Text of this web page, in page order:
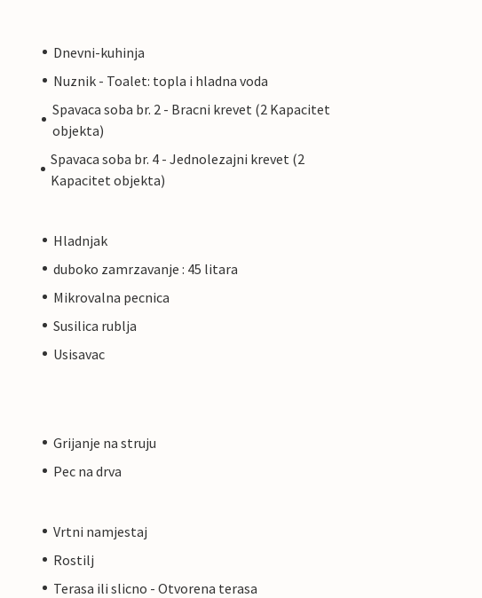
Dnevni-kuhinja
Nuznik - Toalet: topla i hladna voda
Spavaca soba br. 2 - Bracni krevet (2 Kapacitet
objekta)
Spavaca soba br. 4 - Jednolezajni krevet (2
Kapacitet objekta)
Hladnjak
duboko zamrzavanje : 45 litara
Mikrovalna pecnica
Susilica rublja
Usisavac
Grijanje na struju
Pec na drva
Vrtni namjestaj
Rostilj
Terasa ili slicno - Otvorena terasa